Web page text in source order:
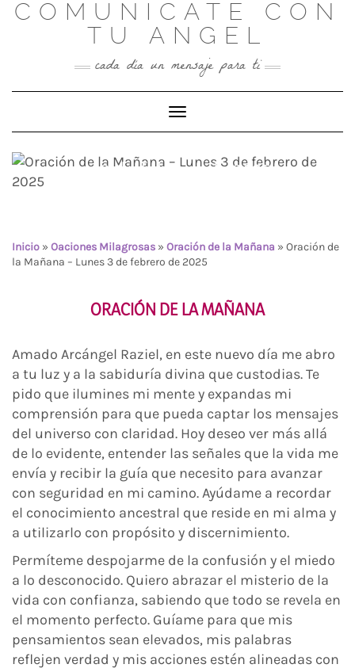
SkipCOMUNICATE CON
TU ANGEL
cada día un mensaje para ti
Toggle Navigation
Oración de la Mañana –
Lunes 3 de febrero de 2025
Inicio » Oaciones Milagrosas » Oración de la Mañana » Oración de
la Mañana – Lunes 3 de febrero de 2025
ORACIÓN DE LA MAÑANA
Amado Arcángel Raziel, en este nuevo día me abro
a tu luz y a la sabiduría divina que custodias. Te
pido que ilumines mi mente y expandas mi
comprensión para que pueda captar los mensajes
del universo con claridad. Hoy deseo ver más allá
de lo evidente, entender las señales que la vida me
envía y recibir la guía que necesito para avanzar
con seguridad en mi camino. Ayúdame a recordar
el conocimiento ancestral que reside en mi alma y
a utilizarlo con propósito y discernimiento.
Permíteme despojarme de la confusión y el miedo
a lo desconocido. Quiero abrazar el misterio de la
vida con confianza, sabiendo que todo se revela en
el momento perfecto. Guíame para que mis
pensamientos sean elevados, mis palabras
reflejen verdad y mis acciones estén alineadas con